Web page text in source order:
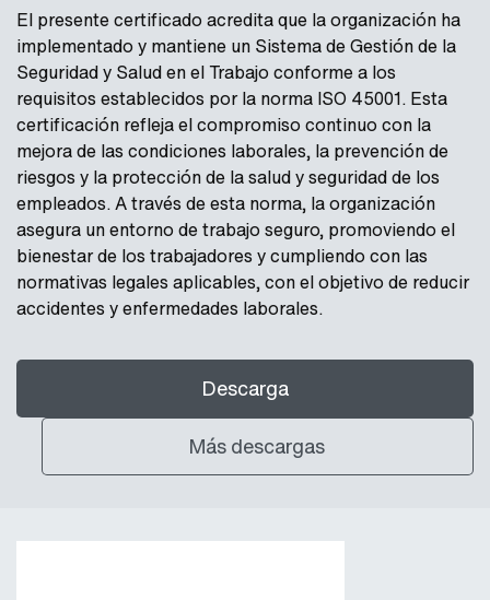
El presente certificado acredita que la organización ha
implementado y mantiene un Sistema de Gestión de la
Seguridad y Salud en el Trabajo conforme a los
requisitos establecidos por la norma ISO 45001. Esta
certificación refleja el compromiso continuo con la
mejora de las condiciones laborales, la prevención de
riesgos y la protección de la salud y seguridad de los
empleados. A través de esta norma, la organización
asegura un entorno de trabajo seguro, promoviendo el
bienestar de los trabajadores y cumpliendo con las
normativas legales aplicables, con el objetivo de reducir
accidentes y enfermedades laborales.
Descarga
Más descargas